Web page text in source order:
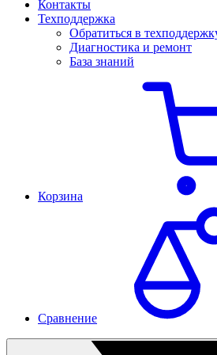
Контакты
Техподдержка
Обратиться в
Диагностика и ремонт
База знаний
Корзина
Сравнение